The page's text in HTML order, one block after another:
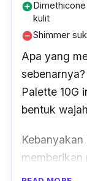
add_circle
kulit
remove_circleShimmer
Apa yang
Palette 10G
bentuk
Kebanyakan
memberikan